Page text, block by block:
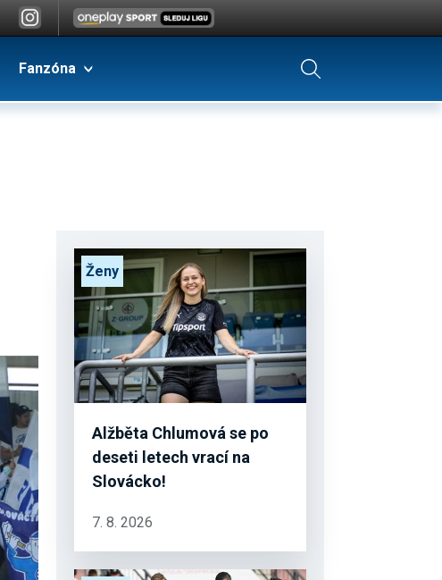
Fanzóna
Alžběta Chlumová se po
deseti letech vrací na
Slovácko!
Ženy
7. 8. 2026